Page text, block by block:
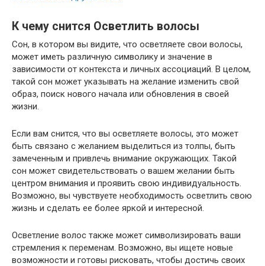
К чему снится Осветлить волосы
Сон, в котором вы видите, что осветляете свои волосы,
может иметь различную символику и значение в
зависимости от контекста и личных ассоциаций. В целом,
такой сон может указывать на желание изменить свой
образ, поиск нового начала или обновления в своей
жизни.
Если вам снится, что вы осветляете волосы, это может
быть связано с желанием выделиться из толпы, быть
замеченным и привлечь внимание окружающих. Такой
сон может свидетельствовать о вашем желании быть
центром внимания и проявить свою индивидуальность.
Возможно, вы чувствуете необходимость осветлить свою
жизнь и сделать ее более яркой и интересной.
Осветление волос также может символизировать ваши
стремления к переменам. Возможно, вы ищете новые
возможности и готовы рисковать, чтобы достичь своих